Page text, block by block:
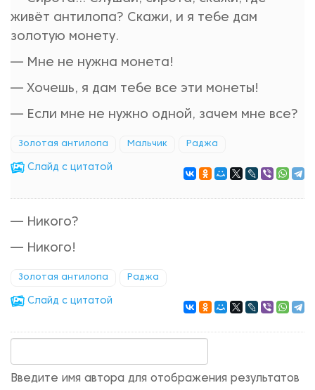
живёт антилопа? Скажи, и я тебе дам
золотую монету.
— Мне не нужна монета!
— Хочешь, я дам тебе все эти монеты!
— Если мне не нужно одной, зачем мне все?
Золотая антилопа Мальчик Раджа
Cлайд с цитатой
— Никого?
— Никого!
Золотая антилопа Раджа
Cлайд с цитатой
Введите имя автора для отображения результатов